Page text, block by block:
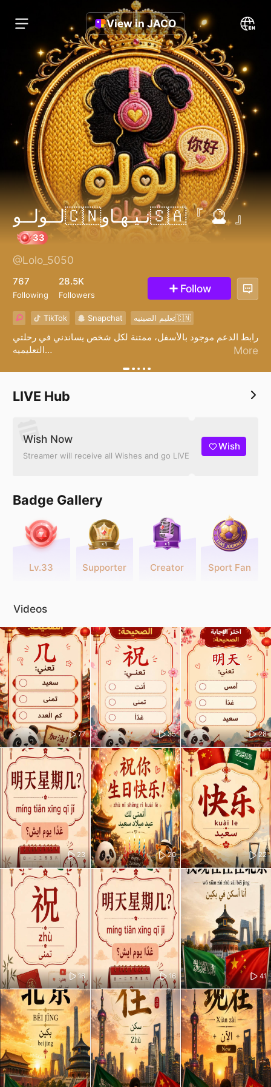
View in JACO
لــولــو🇨🇳نـيـهـاو🇸🇦『 🔮 』⁠
@Lolo_5050
767
Following
28.5K
Followers Follow
TikTok Snapchat تعليم الصينيه🇨🇳
رابط الدعم موجود بالأسفل، ممتنة لكل شخص يساندني في رحلتي
التعليميه
https://creators.sa/lolo5050
More
LIVE Hub
Wish Now
Streamer will receive all Wishes and go LIVE
Wish
Badge Gallery
Lv.33 Supporter Creator Sport Fan
Videos
77 35 28
23 20 22
16 16 41